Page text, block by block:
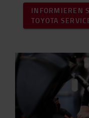
INFORMIEREN
TOYOTA